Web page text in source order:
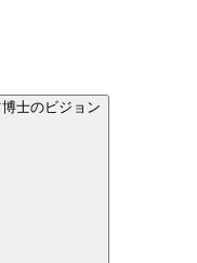
士のビジョン